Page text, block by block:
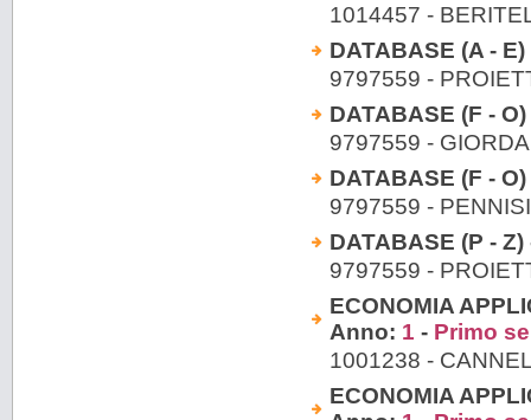
1014457 -
DATABASE (A -
9797559 -
DATABASE (F -
9797559 -
DATABASE (F -
9797559 -
DATABASE (P -
9797559 -
ECONOMIA
Anno: 1 - Primo
1001238 -
ECONOMIA